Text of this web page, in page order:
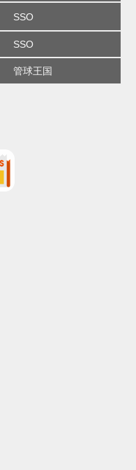
SSO
SSO
管球王国